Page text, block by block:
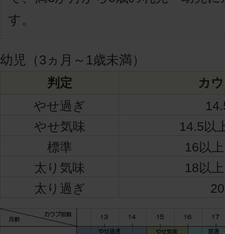
す。
幼児（3ヵ月～1歳未満）
判定
カ
やせ過ぎ
やせ気味
14.5以
標準
16以
太り気味
18以
太り過ぎ